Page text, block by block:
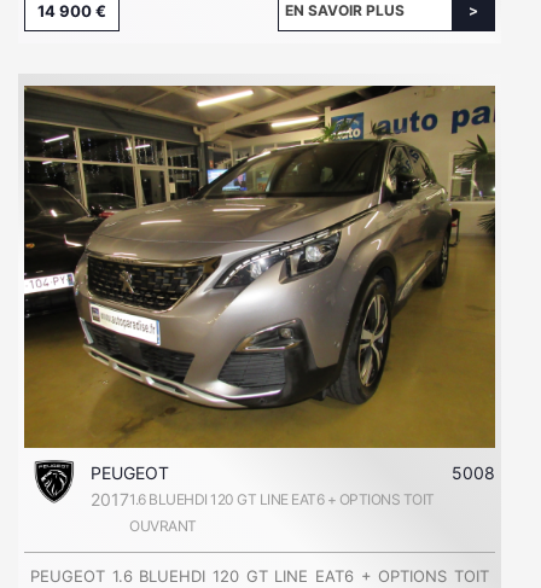
14 900 € EN SAVOIR PLUS
PEUGEOT
5008
20171.6 BLUEHDI 120 GT LINE EAT6 + OPTIONS TOIT
OUVRANT
PEUGEOT 1.6 BLUEHDI 120 GT LINE EAT6 + OPTIONS TOIT